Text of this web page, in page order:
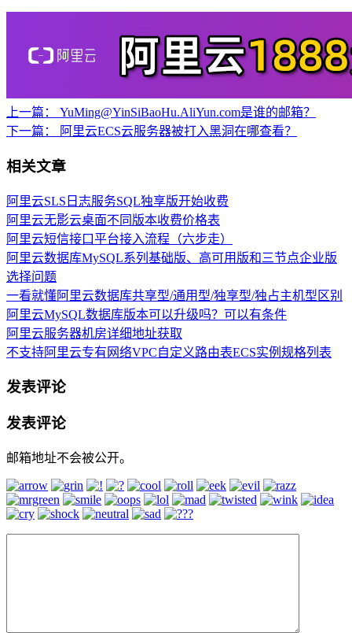
上一篇：
YuMing@YinSiBaoHu.AliYun.com是谁的邮箱？
下一篇：
阿里云ECS云服务器被打入黑洞在哪查看？
相关文章
阿里云SLS日志服务SQL独享版开始收费
阿里云无影云桌面不同版本收费价格表
阿里云短信接口平台接入流程（六步走）
阿里云数据库MySQL系列基础版、高可用版和三节点企业版
选择问题
一看就懂阿里云数据库共享型/通用型/独享型/独占主机型区别
阿里云MySQL数据库版本可以升级吗？可以有条件
阿里云服务器机房详细地址获取
不支持阿里云专有网络VPC自定义路由表ECS实例规格列表
发表评论
发表评论
邮箱地址不会被公开。